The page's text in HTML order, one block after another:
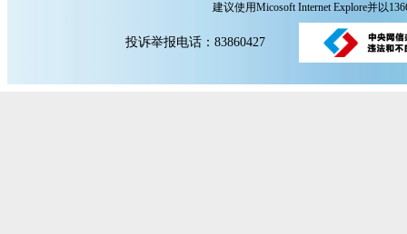
建议使用Micosoft Internet Explore并以
投诉举报电话：83860427